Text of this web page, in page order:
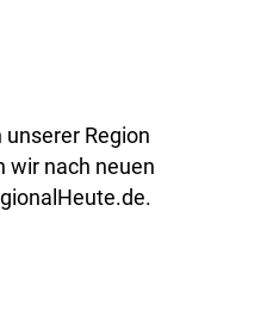
Region
wir nach neuen